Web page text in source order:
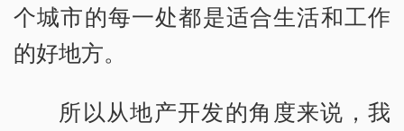
个城市的每一处都是适合生活和工作
的好地方。
所以从地产开发的角度来说，我